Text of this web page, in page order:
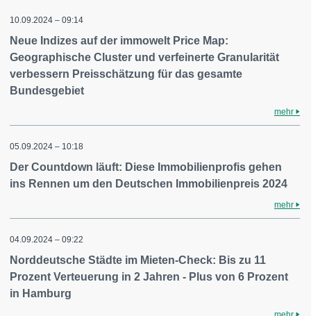
10.09.2024 – 09:14
Neue Indizes auf der immowelt Price Map:
Geographische Cluster und verfeinerte Granularität
verbessern Preisschätzung für das gesamte
Bundesgebiet
mehr
05.09.2024 – 10:18
Der Countdown läuft: Diese Immobilienprofis gehen
ins Rennen um den Deutschen Immobilienpreis 2024
mehr
04.09.2024 – 09:22
Norddeutsche Städte im Mieten-Check: Bis zu 11
Prozent Verteuerung in 2 Jahren - Plus von 6 Prozent
in Hamburg